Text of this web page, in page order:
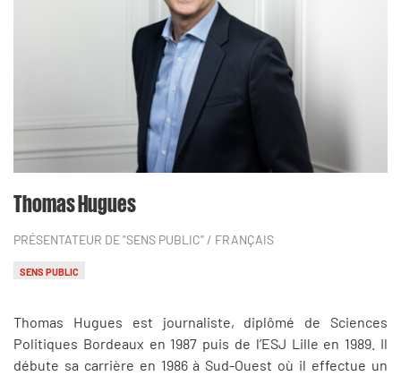
Thomas Hugues
PRÉSENTATEUR DE "SENS PUBLIC" / FRANÇAIS
SENS PUBLIC
Thomas Hugues est journaliste, diplômé de Sciences
Politiques Bordeaux en 1987 puis de l’ESJ Lille en 1989. Il
débute sa carrière en 1986 à Sud-Ouest où il effectue un